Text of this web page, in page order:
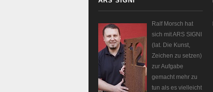
Ralf Morsch hat
sich mit ARS SIGNI
(lat. Die Kunst,
Zeichen zu setzen)
zur Aufgabe
gemacht mehr zu
tun als es vielleicht